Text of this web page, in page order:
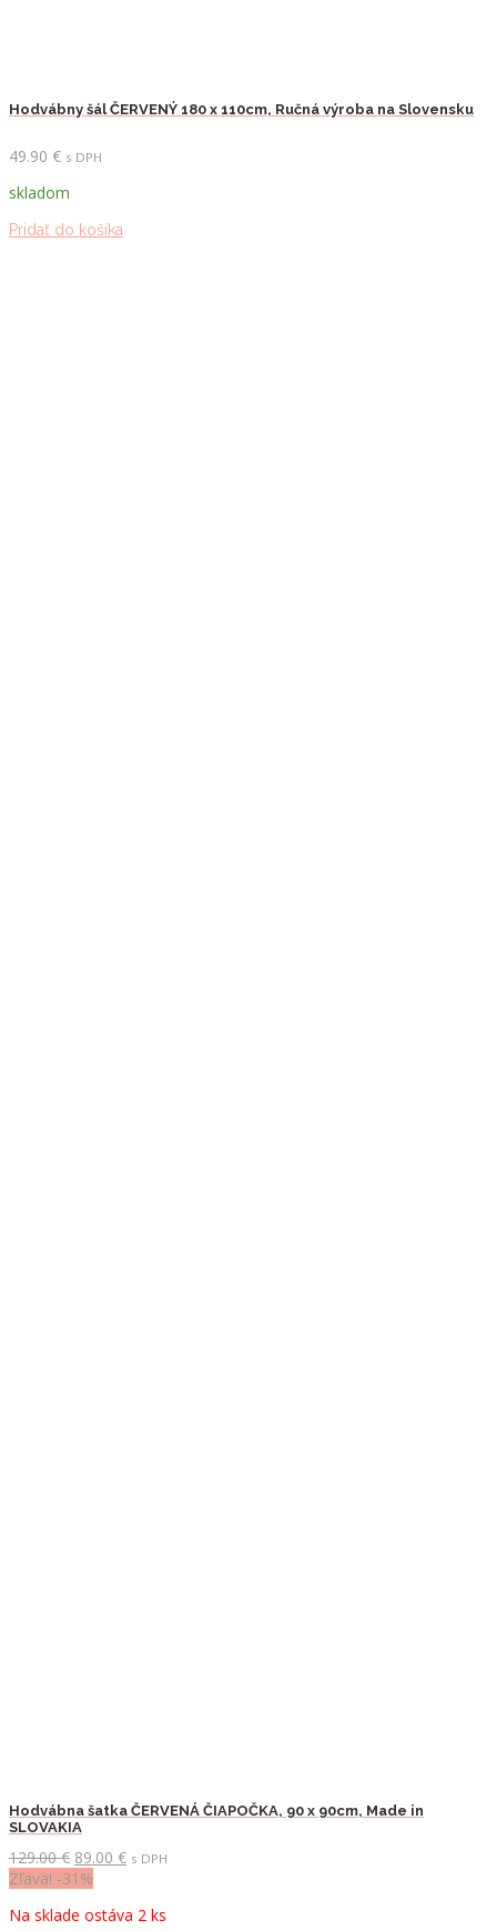
Hodvábny šál ČERVENÝ 180 x 110cm, Ručná výroba na Slovensku
49.90 € s DPH
skladom
Pridať do košíka
Hodvábna šatka ČERVENÁ ČIAPOČKA, 90 x 90cm, Made in
SLOVAKIA
129.00€ Pôvodná
cena
129.00 €.
89.00 €Aktuálna
89.00 €.
s DPH
Zľava! -31%
Na sklade ostáva 2 ks